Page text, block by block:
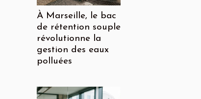
À Marseille, le bac
de rétention souple
révolutionne la
gestion des eaux
polluées